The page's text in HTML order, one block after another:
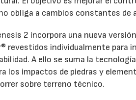
obliga a cambios constantes de
2 incorpora una nueva
revestidos individualmente para
A ello se suma la
los impactos de piedras y
sobre terreno técnico.